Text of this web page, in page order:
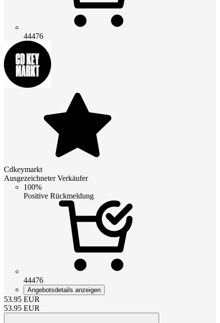
44476
Cdkeymarkt
Ausgezeichneter Verkäufer
100%
Positive Rückmeldung
44476
Angebotsdetails anzeigen
53.95 EUR
53.95 EUR